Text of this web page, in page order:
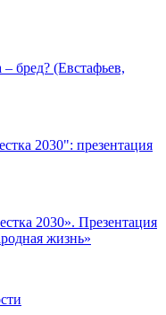
бред? (Евстафьев,
2030": презентация
2030». Презентация
жизнь»